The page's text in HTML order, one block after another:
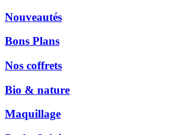
Nouveautés
Bons Plans
Nos coffrets
Bio & nature
Maquillage